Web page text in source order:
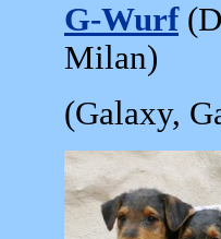
G-Wurf
Milan)
(Galaxy,